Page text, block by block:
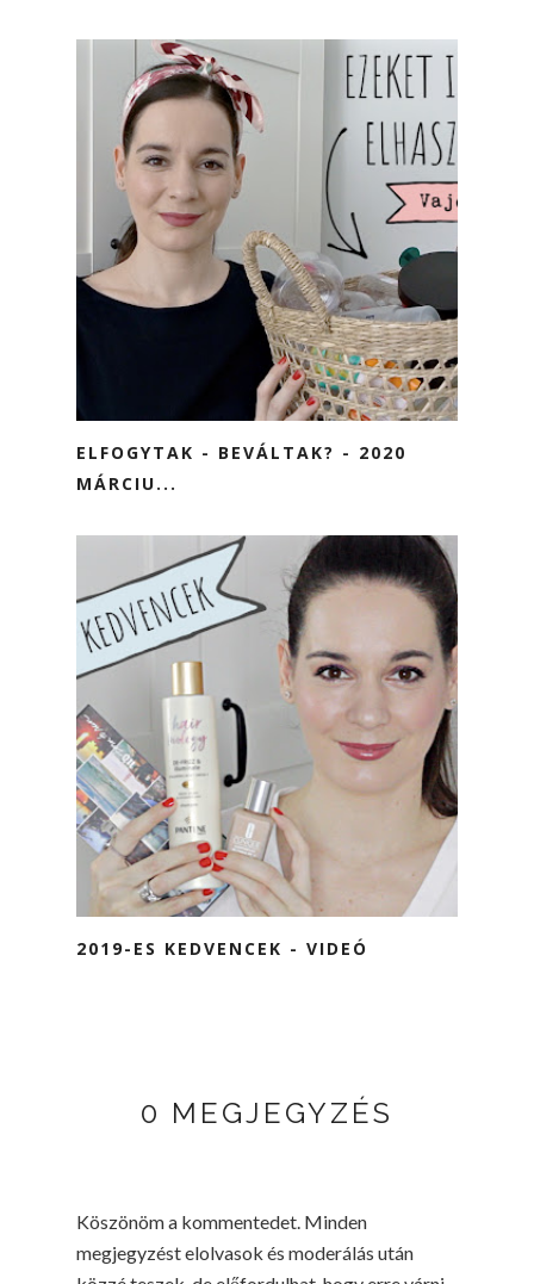
ELFOGYTAK - BEVÁLTAK? - 2020
MÁRCIU...
2019-ES KEDVENCEK - VIDEÓ
0 MEGJEGYZÉS
Köszönöm a kommentedet. Minden
megjegyzést elolvasok és moderálás után